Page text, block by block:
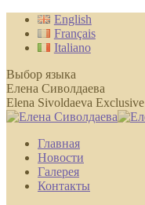
Перейти
содержанию
English
Français
Italiano
Выбор языка
Елена Сиволдаева
Elena Sivoldaeva Exclusive
Главная
Новости
Галерея
Контакты